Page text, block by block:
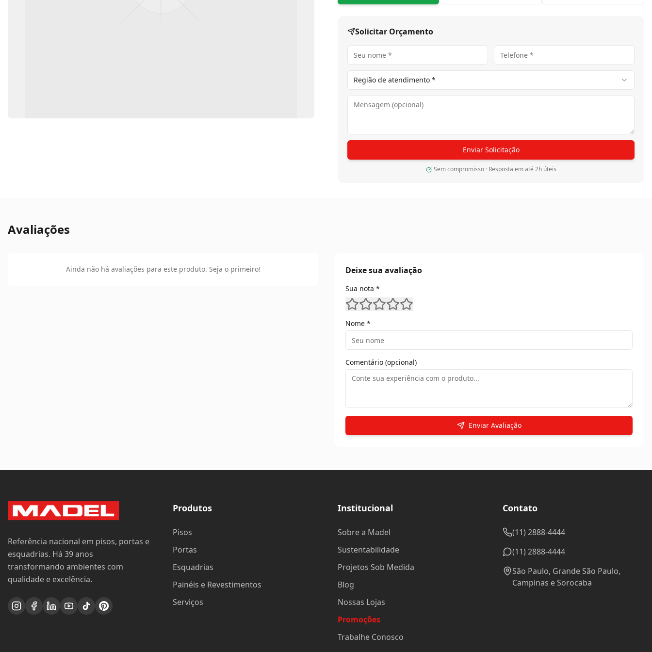
Solicitar Orçamento
Região de atendimento *
Enviar Solicitação
Sem compromisso · Resposta em até 2h úteis
Avaliações
Ainda não há avaliações para este produto. Seja o primeiro! Deixe sua avaliação
Sua nota *
Nome *
Comentário (opcional)
Enviar Avaliação
Referência nacional em pisos, portas e
esquadrias. Há 39 anos
transformando ambientes com
qualidade e excelência.
Produtos
Pisos
Portas
Esquadrias
Painéis e Revestimentos
Serviços
Institucional
Sobre a Madel
Sustentabilidade
Projetos Sob Medida
Blog
Nossas Lojas
Promoções
Trabalhe Conosco
Contato
(11) 2888-4444
(11) 2888-4444
São Paulo, Grande São Paulo,
Campinas e Sorocaba